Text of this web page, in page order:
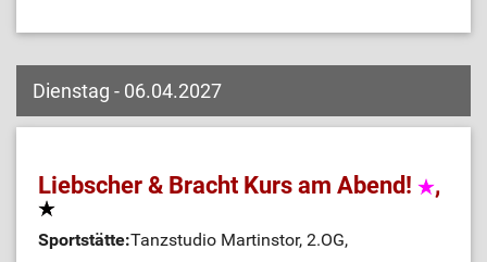
Dienstag - 06.04.2027
Liebscher & Bracht Kurs am Abend! ,
Sportstätte:Tanzstudio Martinstor, 2.OG,